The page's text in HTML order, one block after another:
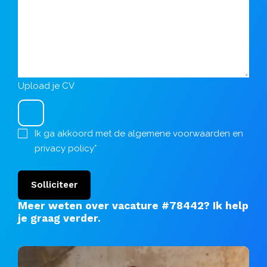
Upload je CV
Ik ga akkoord met de algemene voorwaarden en
privacy policy*
Solliciteer
Meer weten over vacature #78442? Ik help
je graag verder.